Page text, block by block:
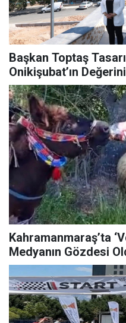
Başkan Toptaş
Onikişubat’ın
Kahramanmaraş’ta
Medyanın Gözdesi